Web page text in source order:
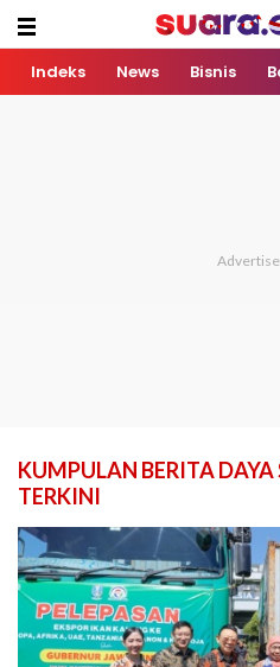
Indeks News Bisnis
KUMPULAN BERITA
TERKINI